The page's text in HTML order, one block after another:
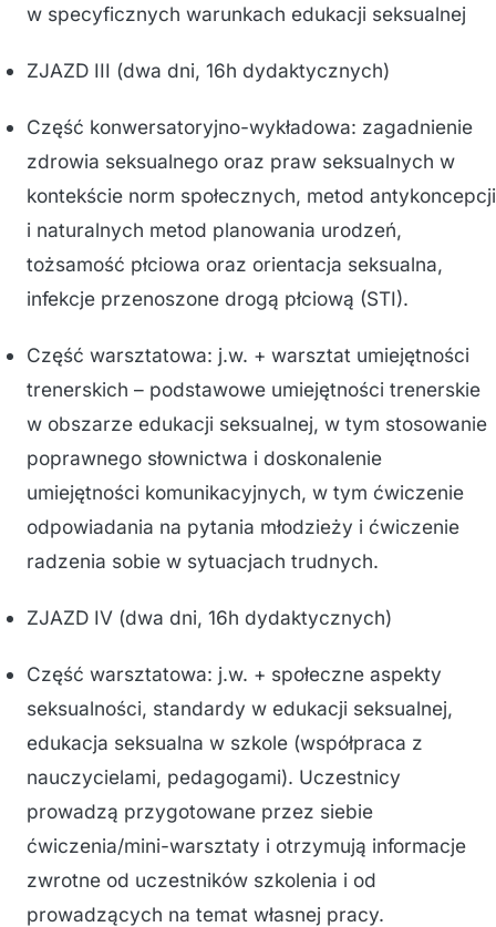
w specyficznych warunkach edukacji seksualnej
ZJAZD III (dwa dni, 16h dydaktycznych)
Część konwersatoryjno-wykładowa: zagadnienie
zdrowia seksualnego oraz praw seksualnych w
kontekście norm społecznych, metod antykoncepcji
i naturalnych metod planowania urodzeń,
tożsamość płciowa oraz orientacja seksualna,
infekcje przenoszone drogą płciową (STI).
Część warsztatowa: j.w. + warsztat umiejętności
trenerskich – podstawowe umiejętności trenerskie
w obszarze edukacji seksualnej, w tym stosowanie
poprawnego słownictwa i doskonalenie
umiejętności komunikacyjnych, w tym ćwiczenie
odpowiadania na pytania młodzieży i ćwiczenie
radzenia sobie w sytuacjach trudnych.
ZJAZD IV (dwa dni, 16h dydaktycznych)
Część warsztatowa: j.w. + społeczne aspekty
seksualności, standardy w edukacji seksualnej,
edukacja seksualna w szkole (współpraca z
nauczycielami, pedagogami). Uczestnicy
prowadzą przygotowane przez siebie
ćwiczenia/mini-warsztaty i otrzymują informacje
zwrotne od uczestników szkolenia i od
prowadzących na temat własnej pracy.